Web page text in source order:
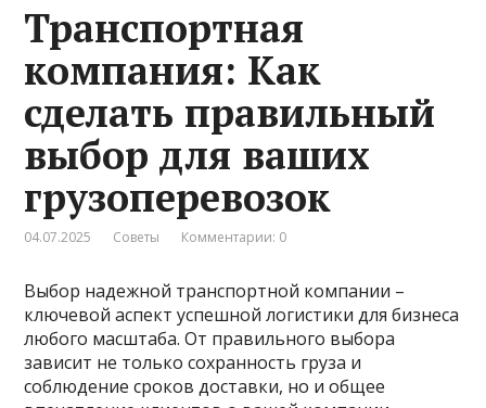
Транспортная
компания: Как
сделать правильный
выбор для ваших
грузоперевозок
04.07.2025 Советы Комментарии: 0
Выбор надежной транспортной компании –
ключевой аспект успешной логистики для бизнеса
любого масштаба. От правильного выбора
зависит не только сохранность груза и
соблюдение сроков доставки, но и общее